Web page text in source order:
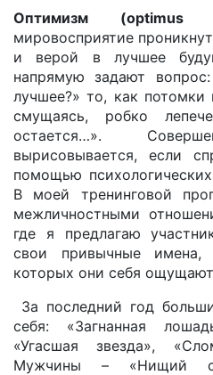
Оптимизм (optimus
мировосприятие
и верой в лучшее
напрямую задают
лучшее?» то, как потомки
смущаясь, робко
остается…».
вырисовывается, если
помощью
В моей тренинговой
межличностными
где я предлагаю
свои привычные
которых они себя
За последний год
себя: «Загнанная
«Угасшая звезда»,
Мужчины – «Нищий